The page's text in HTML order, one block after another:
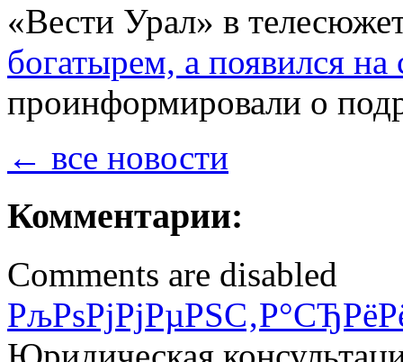
«Вести Урал» в
богатырем, а появился на
проинформировали о
← все новости
Комментарии:
Comments are disabled